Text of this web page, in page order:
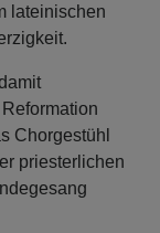
lateinischen
Chorgestühl
priesterlichen